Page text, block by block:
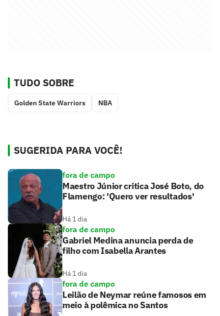
TUDO SOBRE
Golden State Warriors NBA
SUGERIDA PARA VOCÊ!
fora de campo
Maestro Júnior critica José Boto, do
Flamengo: 'Quero ver resultados'
Há 1 dia
fora de campo
Gabriel Medina anuncia perda de
filho com Isabella Arantes
Há 1 dia
fora de campo
Leilão de Neymar reúne famosos em
meio à polêmica no Santos